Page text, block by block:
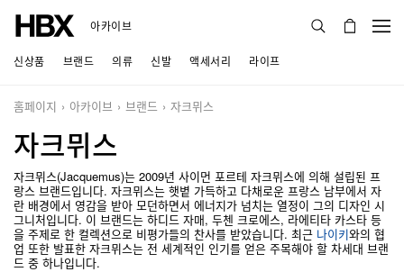
아카이브
신상품 브랜드 의류 신발 액세서리 라이프
홈페이지 아카이브 브랜드 자크뮈스
자크뮈스
자크뮈스(Jacquemus)는 2009년 사이먼 포르테 자크뮈스에 의해 설립된 프
랑스 브랜드입니다. 자크뮈스는 햇볕 가득하고 다채로운 프랑스 남부에서 자
란 배경에서 영감을 받아 모던하면서 에너지가 넘치는 열정이 그의 디자인 시
그니처입니다. 이 브랜드는 하디드 자매, 두첸 크로에스, 라에티타 카스타 등
을 주제로 한 컬렉션으로 비평가들의 찬사를 받았습니다. 최근 나이키와의 협
업 또한 발표한 자크뮈스는 전 세계적인 인기를 얻은 주목해야 할 차세대 브랜
드 중 하나입니다.